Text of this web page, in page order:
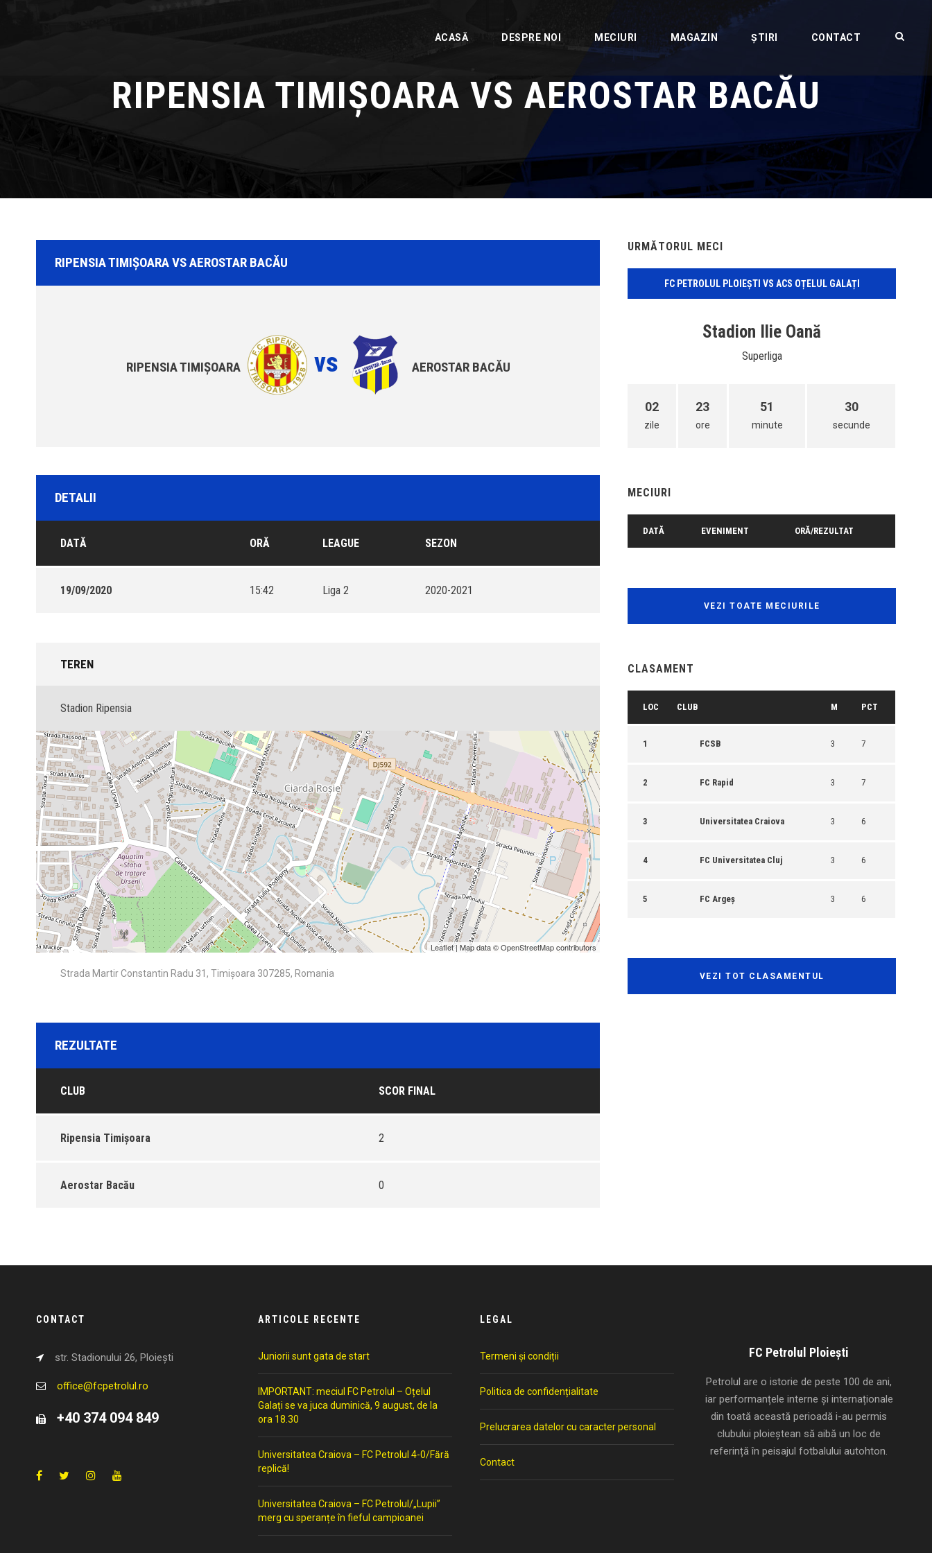
ACASĂ DESPRE NOI MECIURI MAGAZIN ȘTIRI CONTACT
RIPENSIA TIMIȘOARA VS AEROSTAR BACĂU
RIPENSIA TIMIȘOARA VS AEROSTAR BACĂU
RIPENSIA TIMIȘOARA vs AEROSTAR BACĂU
DETALII
DATĂ ORĂ LEAGUE SEZON
19/09/2020 15:42 Liga 2 2020-2021
TEREN
Stadion Ripensia
Leaflet| Map data ©OpenStreetMapcontributors
Strada Martir Constantin Radu 31, Timișoara 307285, Romania
REZULTATE
CLUB SCOR FINAL
Ripensia Timișoara 2
Aerostar Bacău 0
URMĂTORUL MECI
FC PETROLUL PLOIEȘTI VS ACS OȚELUL GALAȚI
Stadion Ilie Oană
Superliga
02
zile
23
ore
51
minute
30
secunde
MECIURI
DATĂ EVENIMENT ORĂ/REZULTAT
VEZI TOATE MECIURILE
CLASAMENT
LOC CLUB M PCT
1 FCSB 3 7
2 FC Rapid 3 7
3 Universitatea Craiova 3 6
4 FC Universitatea Cluj 3 6
5 FC Argeș 3 6
VEZI TOT CLASAMENTUL
CONTACT
str. Stadionului 26, Ploiești
office@fcpetrolul.ro
+40 374 094 849
ARTICOLE RECENTE
Juniorii sunt gata de start
IMPORTANT: meciul FC Petrolul – Oțelul
Galați se va juca duminică, 9 august, de la
ora 18.30
Universitatea Craiova – FC Petrolul 4-0/Fără
replică!
Universitatea Craiova – FC Petrolul/„Lupii”
merg cu speranțe în fieful campioanei
LEGAL
Termeni și condiții
Politica de confidențialitate
Prelucrarea datelor cu caracter personal
Contact
FC Petrolul Ploiești
Petrolul are o istorie de peste 100 de ani,
iar performanțele interne și internaționale
din toată această perioadă i-au permis
clubului ploieștean să aibă un loc de
referință în peisajul fotbalului autohton.